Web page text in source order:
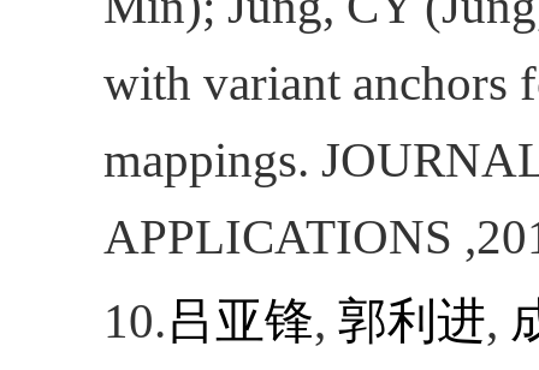
with variant anchors
mappings.
APPLICATIONS
10.吕亚锋, 郭利进,